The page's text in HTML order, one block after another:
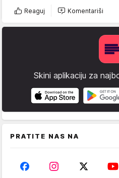
Reaguj Komentariši
Skini aplikaciju za
PRATITE NAS NA